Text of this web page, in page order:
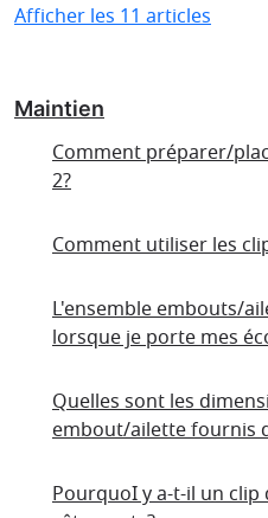
Afficher les 11 articles
Maintien
Comment préparer/
2?
Comment utiliser les
L'ensemble embouts/
lorsque je porte mes
Quelles sont les
embout/ailette fournis
PourquoI y a-t-il un